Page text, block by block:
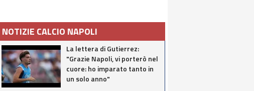
NOTIZIE CALCIO NAPOLI
La lettera di Gutierrez:
"Grazie Napoli, vi porterò nel
cuore: ho imparato tanto in
un solo anno"